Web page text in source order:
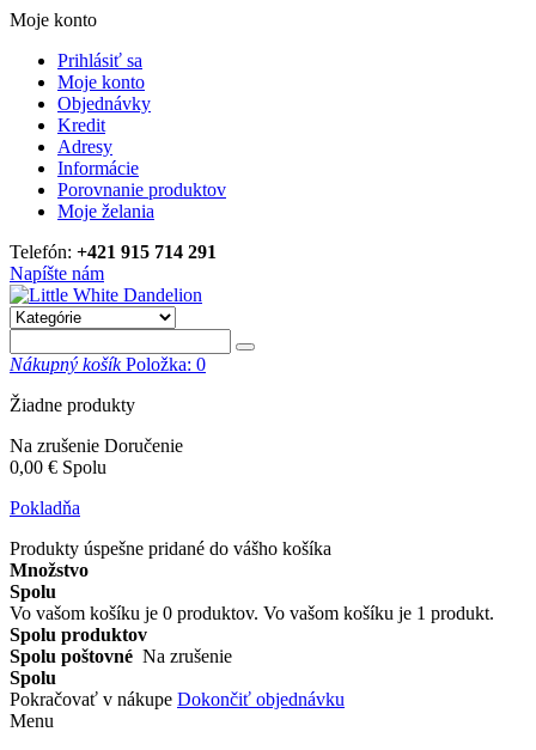
Moje konto
Prihlásiť sa
Moje konto
Objednávky
Kredit
Adresy
Informácie
Porovnanie produktov
Moje želania
Telefón: +421 915 714 291
Napíšte nám
Nákupný košík Položka: 0
Žiadne produkty
Na zrušenie Doručenie
0,00 € Spolu
Pokladňa
Produkty úspešne pridané do vášho košíka
Množstvo
Spolu
Vo vašom košíku je 0 produktov. Vo vašom košíku je 1 produkt.
Spolu produktov
Spolu poštovné Na zrušenie
Spolu
Pokračovať v nákupe Dokončiť objednávku
Menu